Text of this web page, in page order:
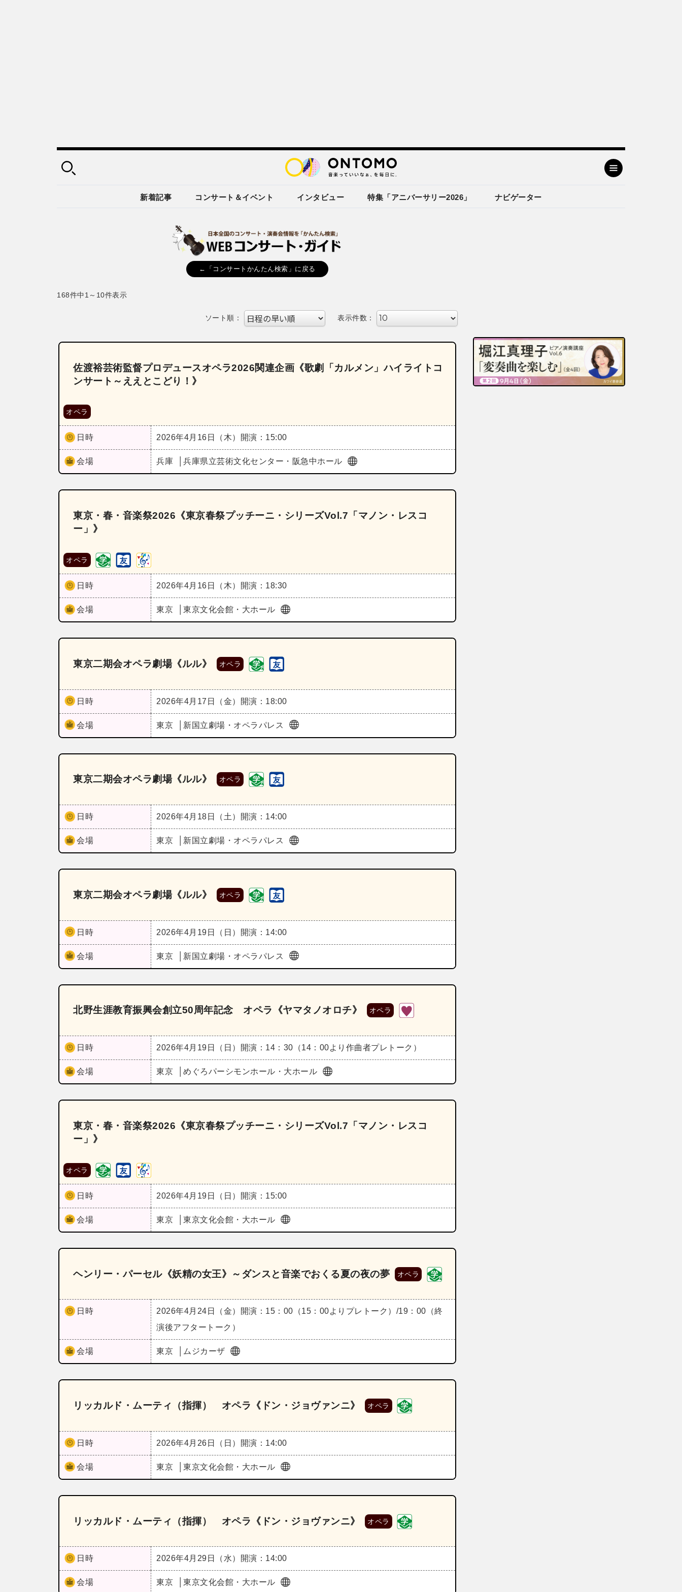
新着記事 コンサート＆イベント インタビュー 特集「アニバーサリー2026」 ナビゲーター
←「コンサートかんたん検索」に戻る
168件中1～10件表示
ソート順： 表示件数：
佐渡裕芸術監督プロデュースオペラ2026関連企画《歌劇「カルメン」ハイライトコ
ンサート～ええとこどり！》
オペラ
日時 2026年4月16日（木） 開演：15:00
会場 兵庫 兵庫県立芸術文化センター・阪急中ホール
東京・春・音楽祭2026《東京春祭プッチーニ・シリーズVol.7「マノン・レスコ
ー」》
オペラ
日時 2026年4月16日（木） 開演：18:30
会場 東京 東京文化会館・大ホール
東京二期会オペラ劇場《ルル》 オペラ
日時 2026年4月17日（金） 開演：18:00
会場 東京 新国立劇場・オペラパレス
東京二期会オペラ劇場《ルル》 オペラ
日時 2026年4月18日（土） 開演：14:00
会場 東京 新国立劇場・オペラパレス
東京二期会オペラ劇場《ルル》 オペラ
日時 2026年4月19日（日） 開演：14:00
会場 東京 新国立劇場・オペラパレス
北野生涯教育振興会創立50周年記念 オペラ《ヤマタノオロチ》 オペラ
日時 2026年4月19日（日） 開演：14：30（14：00より作曲者プレトーク）
会場 東京 めぐろパーシモンホール・大ホール
東京・春・音楽祭2026《東京春祭プッチーニ・シリーズVol.7「マノン・レスコ
ー」》
オペラ
日時 2026年4月19日（日） 開演：15:00
会場 東京 東京文化会館・大ホール
ヘンリー・パーセル《妖精の女王》～ダンスと音楽でおくる夏の夜の夢 オペラ
日時 2026年4月24日（金）
開演：15：00（15：00よりプレトーク）/19：00（終
演後アフタートーク）
会場 東京 ムジカーザ
リッカルド・ムーティ（指揮） オペラ《ドン・ジョヴァンニ》 オペラ
日時 2026年4月26日（日） 開演：14:00
会場 東京 東京文化会館・大ホール
リッカルド・ムーティ（指揮） オペラ《ドン・ジョヴァンニ》 オペラ
日時 2026年4月29日（水） 開演：14:00
会場 東京 東京文化会館・大ホール